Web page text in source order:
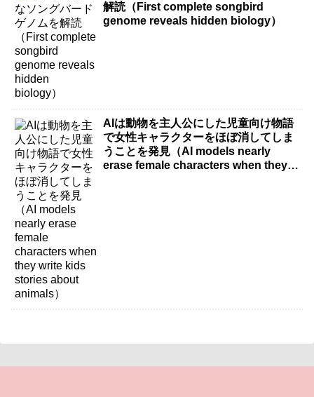
解読（First complete songbird
genome reveals hidden biology）
AIは動物を主人公にした児童向け物語
で女性キャラクターをほぼ消してしま
うことを発見（AI models nearly
erase female characters when they